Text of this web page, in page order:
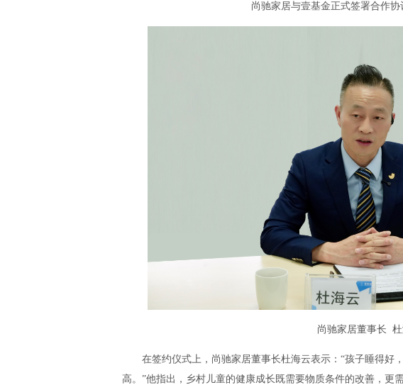
尚驰家居与壹基金正式签署合作协
尚驰家居董事长
在签约仪式上，尚驰家居董事长杜海云表示：“孩子睡得好
高。”他指出，乡村儿童的健康成长既需要物质条件的改善，